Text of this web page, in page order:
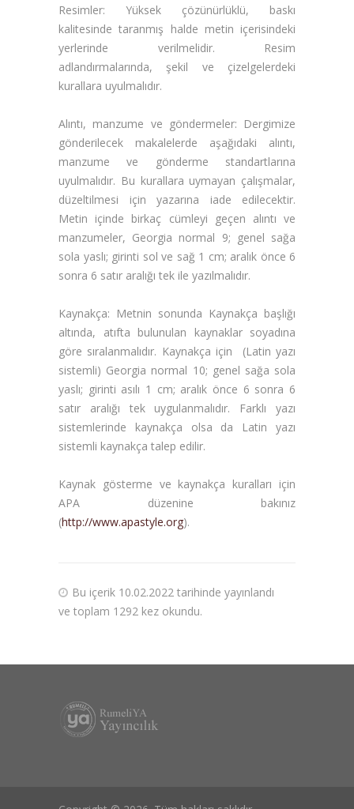
Resimler: Yüksek çözünürlüklü, baskı
kalitesinde taranmış halde metin içerisindeki
yerlerinde verilmelidir. Resim
adlandırmalarında, şekil ve çizelgelerdeki
kurallara uyulmalıdır.
Alıntı, manzume ve göndermeler: Dergimize
gönderilecek makalelerde aşağıdaki alıntı,
manzume ve gönderme standartlarına
uyulmalıdır. Bu kurallara uymayan çalışmalar,
düzeltilmesi için yazarına iade edilecektir.
Metin içinde birkaç cümleyi geçen alıntı ve
manzumeler, Georgia normal 9; genel sağa
sola yaslı; girinti sol ve sağ 1 cm; aralık önce 6
sonra 6 satır aralığı tek ile yazılmalıdır.
Kaynakça: Metnin sonunda Kaynakça başlığı
altında, atıfta bulunulan kaynaklar soyadına
göre sıralanmalıdır. Kaynakça için (Latin yazı
sistemli) Georgia normal 10; genel sağa sola
yaslı; girinti asılı 1 cm; aralık önce 6 sonra 6
satır aralığı tek uygulanmalıdır. Farklı yazı
sistemlerinde kaynakça olsa da Latin yazı
sistemli kaynakça talep edilir.
Kaynak gösterme ve kaynakça kuralları için
APA düzenine bakınız
(http://www.apastyle.org).
Bu içerik 10.02.2022 tarihinde yayınlandı
ve toplam 1292 kez okundu.